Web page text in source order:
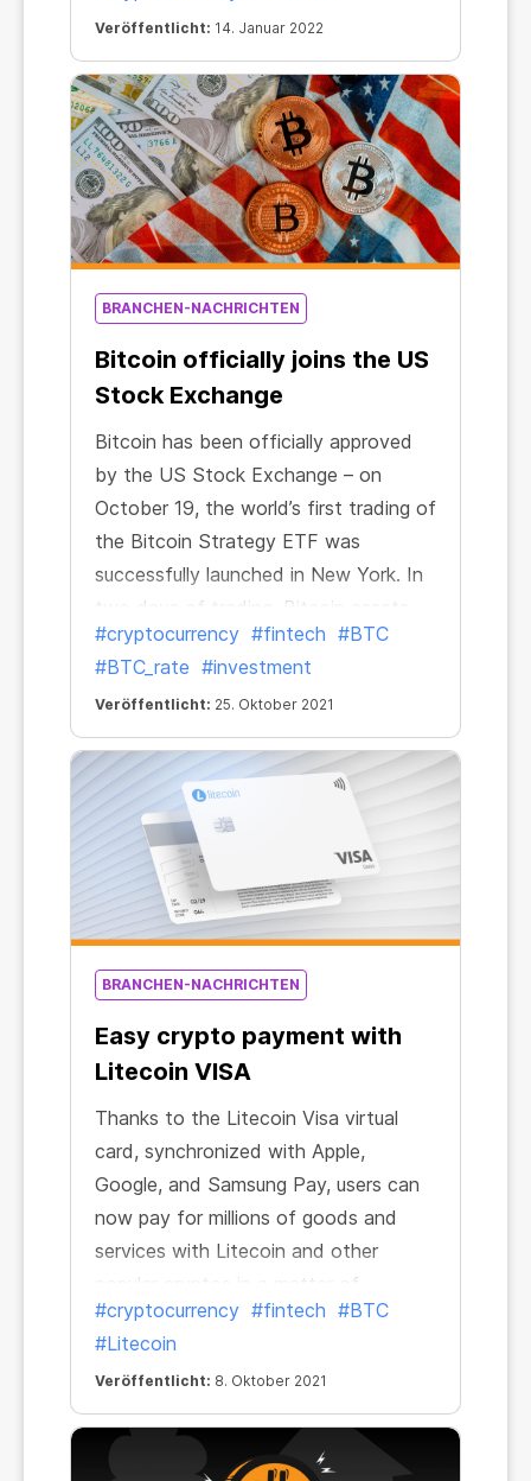
Veröffentlicht: 14. Januar 2022
BRANCHEN-NACHRICHTEN
Bitcoin officially joins the US
Stock Exchange
Bitcoin has been officially approved
by the US Stock Exchange – on
October 19, the world’s first trading of
the Bitcoin Strategy ETF was
successfully launched in New York. In
two days of trading, Bitcoin assets
managed by the exchange-traded
fund exceeded $1 billion. The Bitcoin
Strategy ETF thus became the first
US exchange-traded fund to be
officially approved for Bitcoin
contracts.
#cryptocurrency #fintech #BTC
#BTC_rate #investment
Veröffentlicht: 25. Oktober 2021
BRANCHEN-NACHRICHTEN
Easy crypto payment with
Litecoin VISA
Thanks to the Litecoin Visa virtual
card, synchronized with Apple,
Google, and Samsung Pay, users can
now pay for millions of goods and
services with Litecoin and other
popular cryptos in a matter of
minutes.
#cryptocurrency #fintech #BTC
#Litecoin
Veröffentlicht: 8. Oktober 2021